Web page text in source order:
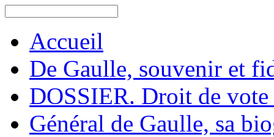
Accueil
De Gaulle, souvenir et
DOSSIER. Droit de vote
Général de Gaulle, sa